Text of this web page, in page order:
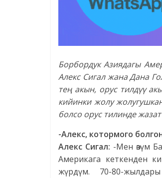
Борбордук Азиядагы
Алекс Сигал жана Дана
тең акын, орус тилдүү
кийинки жолу
болсо орус тилинде
-Алекс, котормого
Алекс Сигал: -Мен өзүм
Америкага кеткенден
жүрдүм. 70-80-